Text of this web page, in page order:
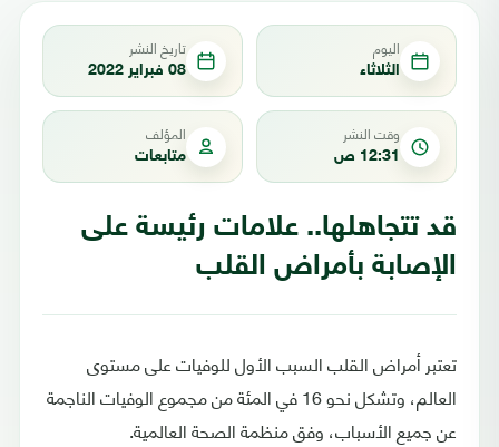
اليوم
الثلاثاء
تاريخ النشر
08 فبراير 2022
وقت النشر
12:31 ص
المؤلف
متابعات
قد تتجاهلها.. علامات رئيسة على
الإصابة بأمراض القلب
تعتبر أمراض القلب السبب الأول للوفيات على مستوى
العالم، وتشكل نحو 16 في المئة من مجموع الوفيات الناجمة
عن جميع الأسباب، وفق منظمة الصحة العالمية.